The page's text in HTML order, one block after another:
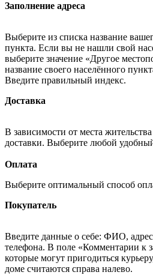
Заполнение адреса
Выберите из списка название
пункта. Если вы не нашли свой
выберите значение «Другое
название своего населённого
Введите правильный индекс.
Доставка
В зависимости от места
доставки. Выберите любой
Оплата
Выберите оптимальный способ
Покупатель
Введите данные о себе: ФИО,
телефона. В поле «Комментарии к
которые могут пригодиться
доме считаются справа налево.